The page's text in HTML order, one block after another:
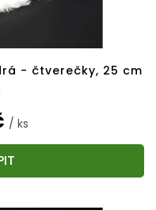
- čtverečky, 25 cm
/ ks